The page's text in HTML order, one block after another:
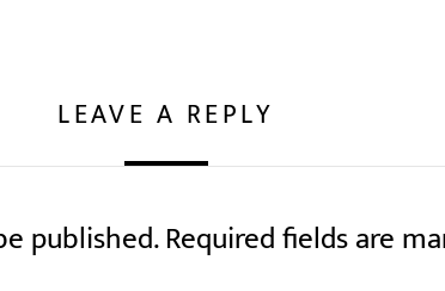
LEAVE A REPLY
published.Required fields are